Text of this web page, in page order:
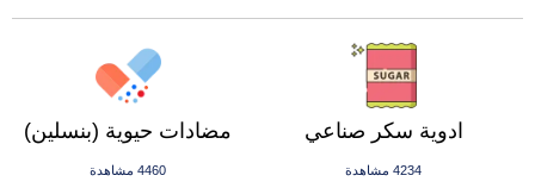
مضادات حيوية (بنسلين)
4460 مشاهدة
ادوية سكر صناعي
4234 مشاهدة